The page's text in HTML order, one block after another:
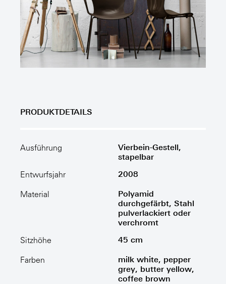
PRODUKTDETAILS
Ausführung
Vierbein-Gestell,
stapelbar
Entwurfsjahr 2008
Material
Polyamid
durchgefärbt, Stahl
pulverlackiert oder
verchromt
Sitzhöhe 45 cm
Farben
milk white, pepper
grey, butter yellow,
coffee brown